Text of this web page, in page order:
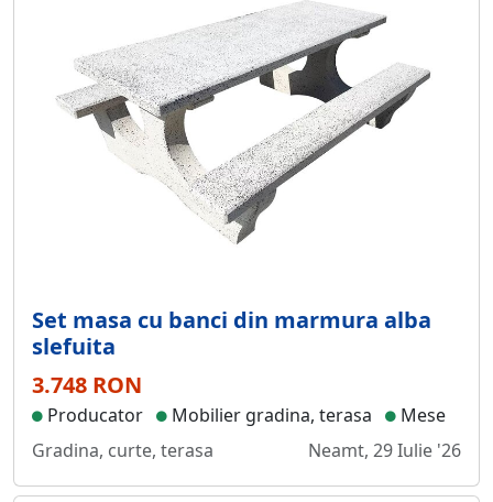
Set masa cu banci din marmura alba
slefuita
3.748 RON
Producator Mobilier gradina, terasa
Mese
Gradina, curte, terasa
Neamt, 29 Iulie '26